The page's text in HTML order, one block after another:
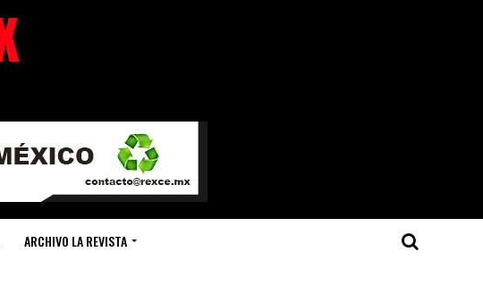
ARCHIVO LA REVISTA